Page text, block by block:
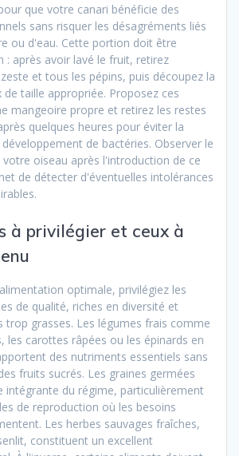
que votre canari bénéficie des
sans risquer les désagréments liés
ou d'eau. Cette portion doit être
: après avoir lavé le fruit, retirez
et tous les pépins, puis découpez la
taille appropriée. Proposez ces
mangeoire propre et retirez les restes
quelques heures pour éviter la
de bactéries. Observer le
oiseau après l'introduction de ce
de détecter d'éventuelles intolérances
à privilégier et ceux à
optimale, privilégiez les
de qualité, riches en diversité et
trop grasses. Les légumes frais comme
les carottes râpées ou les épinards en
des nutriments essentiels sans
fruits sucrés. Les graines germées
intégrante du régime, particulièrement
de reproduction où les besoins
Les herbes sauvages fraîches,
constituent un excellent